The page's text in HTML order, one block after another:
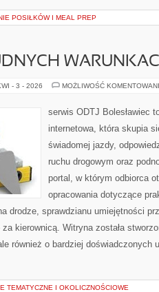
POSIŁKÓW I MEAL PREP
- 3 - 2026 MOŻLIWOŚĆ
serwis ODTJ Bolesławiec
internetowa, która skupia
świadomej jazdy,
ruchu drogowym oraz
portal, w którym odbiorca
opracowania dotyczące
drodze, sprawdzianu umiejętności
kierownicą. Witryna została
również o bardziej doświadczonych
TEMATYCZNE I OKOLICZNOŚCIOWE